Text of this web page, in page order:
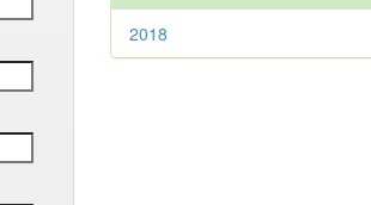
2018